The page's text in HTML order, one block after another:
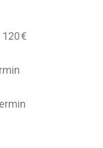
120 €